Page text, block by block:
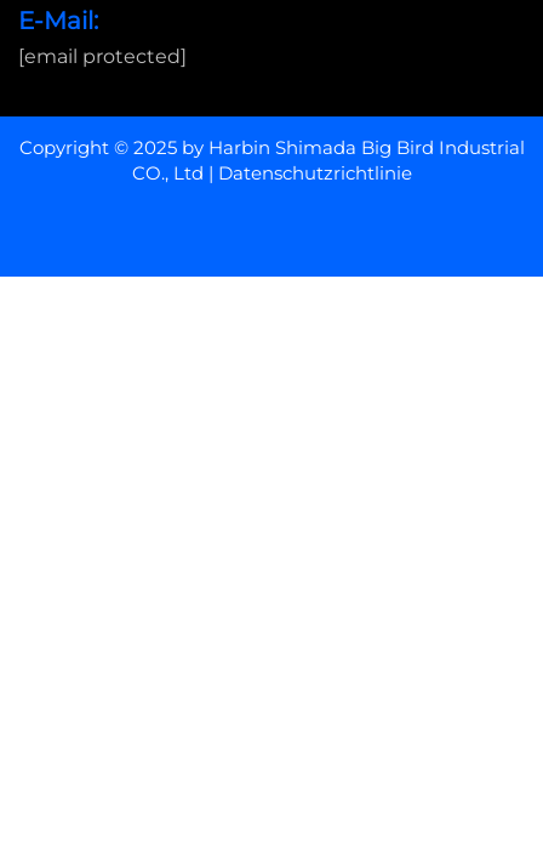
E-Mail:
[email protected]
Copyright © 2025 by Harbin Shimada Big Bird Industrial
CO., Ltd | Datenschutzrichtlinie